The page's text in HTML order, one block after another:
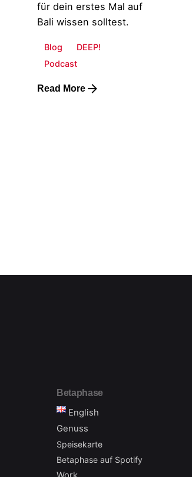
für dein erstes Mal auf
Bali wissen solltest.
Blog
DEEP!
Podcast
Read More
Betaphase
English
Genuss
Speisekarte
Betaphase auf Spotify